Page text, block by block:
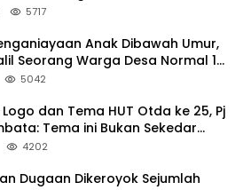
5717
Anak Dibawah Umur,
Seorang Warga Desa Normal 1
Polisi
5042
dan Tema HUT Otda ke 25, Pj
Tema ini Bukan Sekedar
4202
Dugaan Dikeroyok Sejumlah